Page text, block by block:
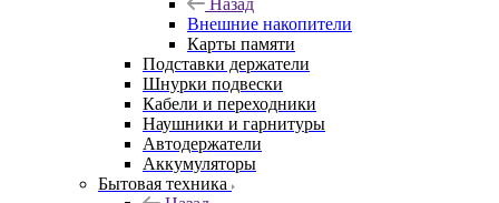
Назад
Внешние накопители
Карты памяти
Подставки держатели
Шнурки подвески
Кабели и переходники
Наушники и гарнитуры
Автодержатели
Аккумуляторы
Бытовая техника